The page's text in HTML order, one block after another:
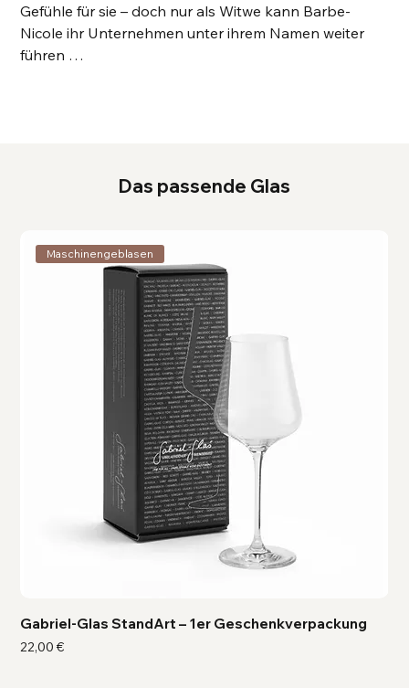
Das passende Glas
Maschinengeblasen
Gabriel-Glas StandArt – 1er Geschenkverpackung
Preis
22,00 €
Gefühle für sie – doch nur als Witwe kann Barbe-
Nicole ihr Unternehmen unter ihrem Namen weiter
führen …